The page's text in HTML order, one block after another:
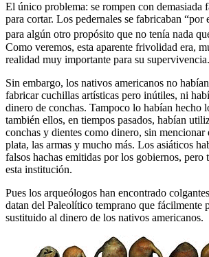
El único problema: se rompen con demasiada
para cortar. Los pedernales se fabricaban “por
para algún otro propósito que no tenía nada
Como veremos, esta aparente frivolidad era,
realidad muy importante para su supervivencia.
Sin embargo, los nativos americanos no
fabricar cuchillas artísticas pero inútiles, ni
dinero de conchas. Tampoco lo habían hecho
también ellos, en tiempos pasados, habían
conchas y dientes como dinero, sin mencionar
plata, las armas y mucho más. Los asiáticos
falsos hachas emitidas por los gobiernos, pero
esta institución.
Pues los arqueólogos han encontrado
datan del Paleolítico temprano que fácilmente
sustituido al dinero de los nativos americanos.